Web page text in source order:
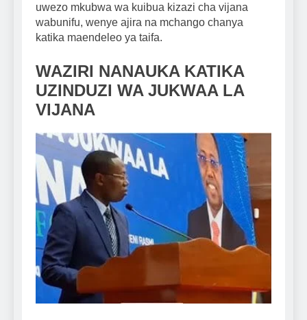
uwezo mkubwa wa kuibua kizazi cha vijana
wabunifu, wenye ajira na mchango chanya
katika maendeleo ya taifa.
WAZIRI NANAUKA KATIKA
UZINDUZI WA JUKWAA LA
VIJANA